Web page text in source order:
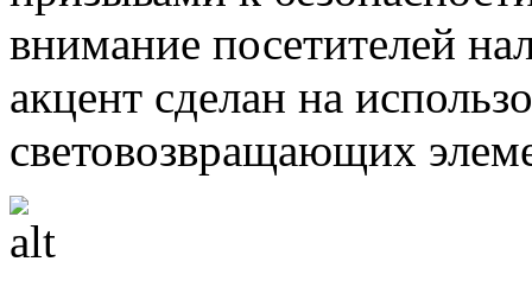
внимание посетителей
акцент сделан на
световозвращающих